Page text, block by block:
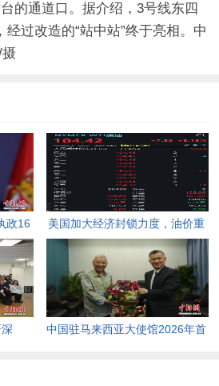
的通道口。据介绍，3号线东四
过改造的“站中站”终于亮相。中
摄
政16
美国加大经济封锁力度，油价重
返100美元高点，黄金价格急
跌，日韩主要股指开盘走低。
中国驻马来西亚大使馆2026年首